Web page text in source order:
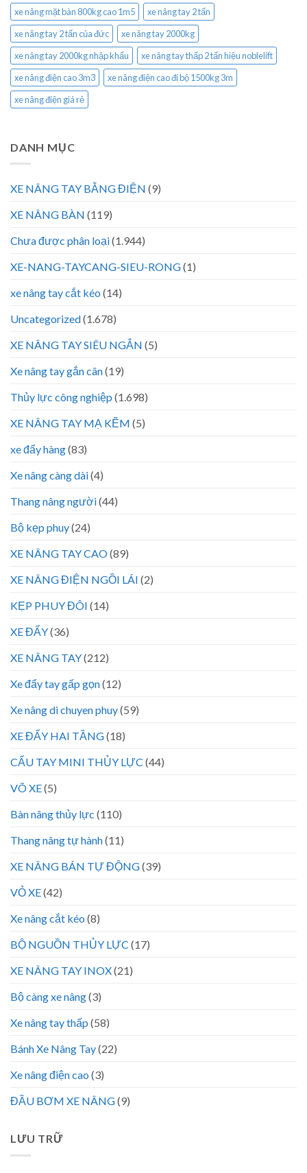
xe nâng mặt bàn 800kg cao 1m5
xe nâng tay 2 tấn
xe nâng tay 2 tấn của đức
xe nâng tay 2000kg
xe nâng tay 2000kg nhập khẩu
xe nâng tay thấp 2 tấn hiệu noblelift
xe nâng điện cao 3m3
xe nâng điện cao đi bộ 1500kg 3m
xe nâng điện giá rẻ
DANH MỤC
XE NÂNG TAY BẰNG ĐIỆN (9)
XE NÂNG BÀN (119)
Chưa được phân loại(1.944)
XE-NANG-TAYCANG-SIEU-RONG(1)
xe nâng tay cắt kéo (14)
Uncategorized(1.678)
XE NÂNG TAY SIÊU NGẮN (5)
Xe nâng tay gắn cân(19)
Thủy lực công nghiệp (1.698)
XE NÂNG TAY MẠ KẼM (5)
xe đẩy hàng(83)
Xe nâng càng dài(4)
Thang nâng người(44)
Bộ kẹp phuy(24)
XE NÂNG TAY CAO(89)
XE NÂNG ĐIỆN NGỒI LÁI (2)
KẸP PHUY ĐÔI (14)
XE ĐẨY(36)
XE NÂNG TAY(212)
Xe đẩy tay gấp gọn(12)
Xe nâng di chuyen phuy(59)
XE ĐẨY HAI TẦNG(18)
CẨU TAY MINI THỦY LỰC (44)
VÕ XE(5)
Bàn nâng thủy lực (110)
Thang nâng tự hành(11)
XE NÂNG BÁN TỰ ĐỘNG(39)
VỎ XE(42)
Xe nâng cắt kéo (8)
BỘ NGUỒN THỦY LỰC (17)
XE NÂNG TAY INOX(21)
Bộ càng xe nâng(3)
Xe nâng tay thấp (58)
Bánh Xe Nâng Tay(22)
Xe nâng điện cao (3)
ĐẦU BƠM XE NÂNG(9)
LƯU TRỮ